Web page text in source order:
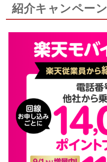
紹介キャンペーン